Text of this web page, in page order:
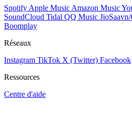
Spotify Apple Music Amazon Music
SoundCloud Tidal QQ Music JioSaavn/
Boomplay
Réseaux
Instagram TikTok X (Twitter) Facebook
Ressources
Centre d'aide